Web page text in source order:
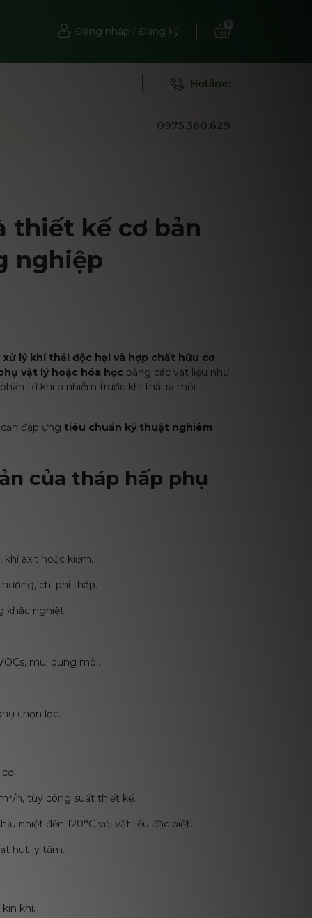
Đăng nhập / Đăng ký
0
Hotline:
0975.360.629
thiết kế cơ bản
nghiệp
xử lý khí thải độc hại và hợp chất hữu cơ
vật lý hoặc hóa học bằng các vật liệu như
tử khí ô nhiễm trước khi thải ra môi
đáp ứng tiêu chuẩn kỹ thuật nghiêm
của tháp hấp phụ
axit hoặc kiềm.
chi phí thấp.
khắc nghiệt.
mùi dung môi.
chọn lọc.
h, tùy công suất thiết kế.
nhiệt đến 120°C với vật liệu đặc biệt.
hút ly tâm.
khí.